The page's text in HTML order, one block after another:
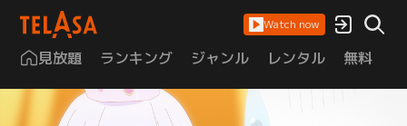
Watch now
見放題 ランキング ジャンル レンタル 無料